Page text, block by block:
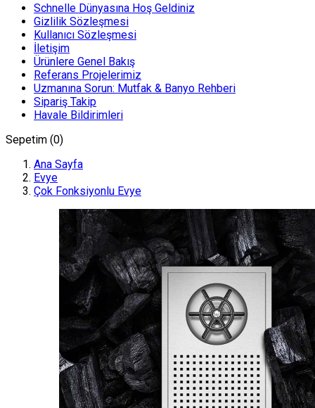
Schnelle Dünyasına Hoş Geldiniz
Gizlilik Sözleşmesi
Kullanıcı Sözleşmesi
İletişim
Ürünlere Genel Bakış
Referans Projelerimiz
Uzmanına Sorun: Mutfak & Banyo Rehberi
Sipariş Takip
Havale Bildirimleri
Sepetim (0)
Ana Sayfa
Evye
Çok Fonksiyonlu Evye